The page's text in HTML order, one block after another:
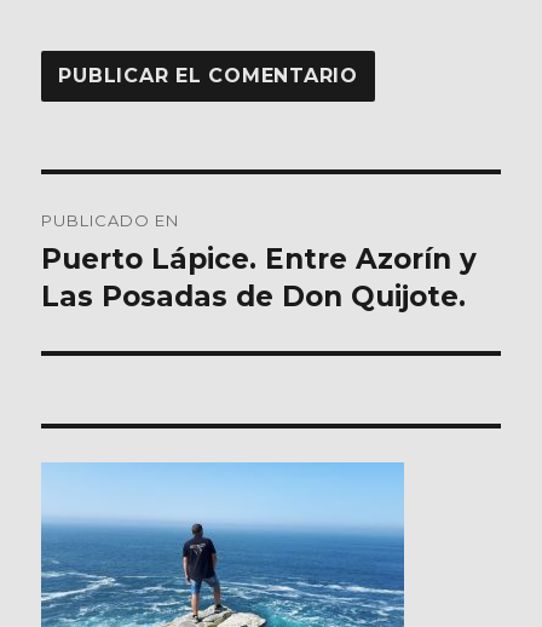
de
entradas
PUBLICADO EN
Puerto Lápice. Entre Azorín y
Las Posadas de Don Quijote.